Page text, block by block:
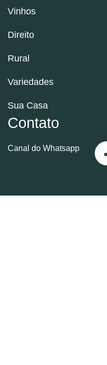
Vinhos
Direito
Rural
Variedades
Sua Casa
Contato
Canal do Whatsapp